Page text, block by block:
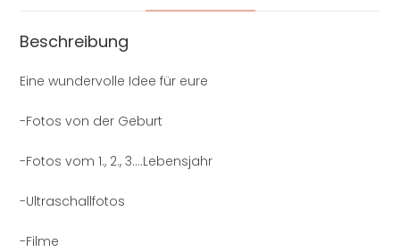
Beschreibung
Eine wundervolle Idee für eure
-Fotos von der Geburt
-Fotos vom 1., 2., 3….Lebensjahr
-Ultraschallfotos
-Filme